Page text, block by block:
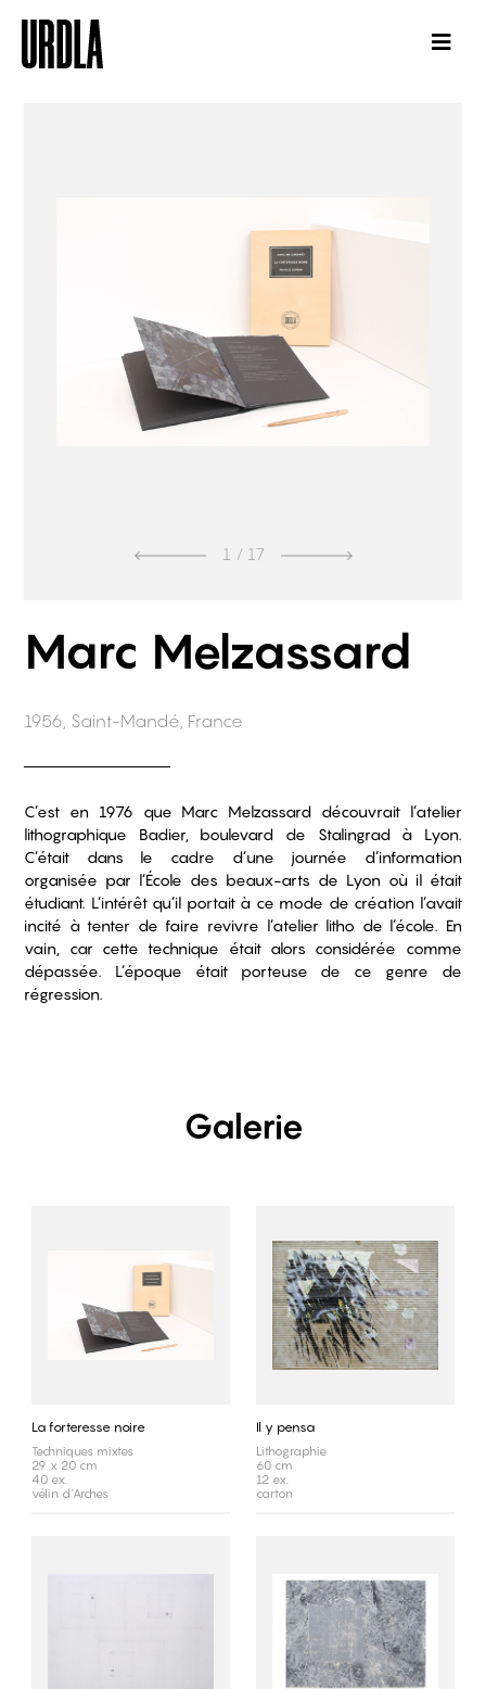
1 / 17
Marc Melzassard
1956, Saint-Mandé, France
C’est en 1976 que Marc Melzassard découvrait l’atelier
lithographique Badier, boulevard de Stalingrad à Lyon.
C’était dans le cadre d’une journée d’information
organisée par l’École des beaux-arts de Lyon où il était
étudiant. L’intérêt qu’il portait à ce mode de création l’avait
incité à tenter de faire revivre l’atelier litho de l’école. En
vain, car cette technique était alors considérée comme
dépassée. L’époque était porteuse de ce genre de
régression.
Galerie
La forteresse noire
Techniques mixtes
29 x 20 cm
40 ex.
vélin d'Arches
Il y pensa
Lithographie
60 cm
12 ex.
carton